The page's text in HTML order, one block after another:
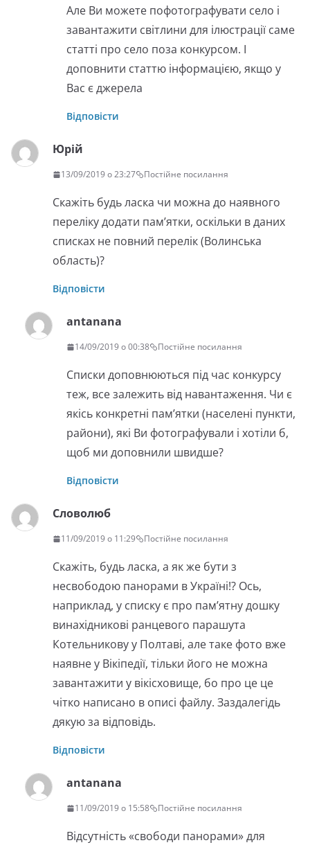
Але Ви можете пофотографувати село і
завантажити світлини для ілюстрації саме
статті про село поза конкурсом. І
доповнити статтю інформацією, якщо у
Вас є джерела
Відповісти
Юрій
13/09/2019 о 23:27 Постійне посилання
Скажіть будь ласка чи можна до наявного
переліку додати пам’ятки, оскільки в даних
списках не повний перелік (Волинська
область)?
Відповісти
antanana
14/09/2019 о 00:38 Постійне посилання
Списки доповнюються під час конкурсу
теж, все залежить від навантаження. Чи є
якісь конкретні пам’ятки (населені пункти,
райони), які Ви фотографували і хотіли б,
щоб ми доповнили швидше?
Відповісти
Словолюб
11/09/2019 о 11:29 Постійне посилання
Скажіть, будь ласка, а як же бути з
несвободою панорами в Україні!? Ось,
наприклад, у списку є про пам’ятну дошку
винахідникові ранцевого парашута
Котельникову у Полтаві, але таке фото вже
наявне у Вікіпедії, тільки його не можна
завантажити у вікісховище, бо про це це
чітко написано в описі файлу. Заздалегідь
дякую за відповідь.
Відповісти
antanana
11/09/2019 о 15:58 Постійне посилання
Відсутність «свободи панорами» для